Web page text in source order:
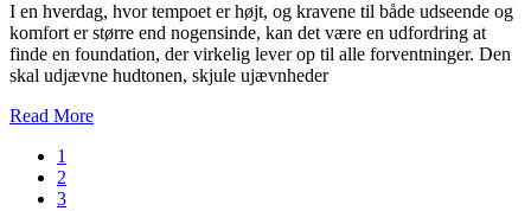
I en hverdag, hvor tempoet er højt, og kravene til både udseende og
komfort er større end nogensinde, kan det være en udfordring at
finde en foundation, der virkelig lever op til alle forventninger. Den
skal udjævne hudtonen, skjule ujævnheder
Read More
1
2
3